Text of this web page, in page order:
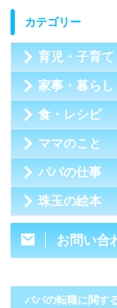
カテゴリー
育児・子育て
家事・暮らし
食・レシピ
ママのこと
パパの仕事
珠玉の絵本
お問い合
パパの転職に関す